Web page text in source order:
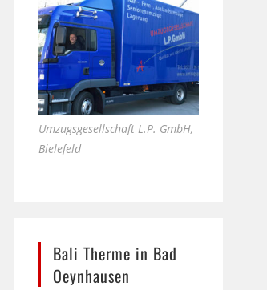
Umzugsgesellschaft L.P. GmbH,
Bielefeld
Bali Therme in Bad
Oeynhausen